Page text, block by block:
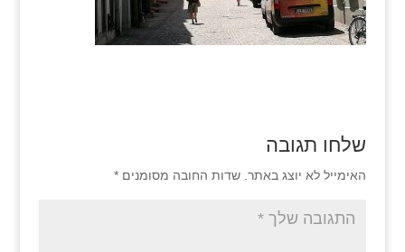
שלחו תגובה
האימייל לא יוצג באתר. שדות החובה מסומנים *